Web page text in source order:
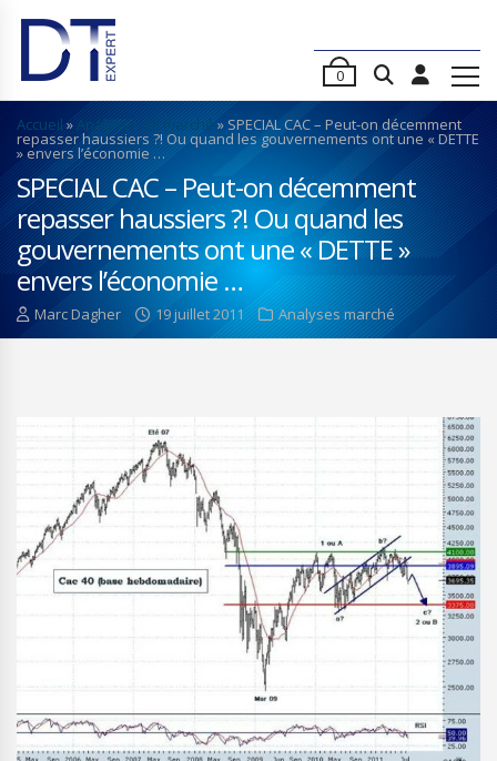
0
Accueil »Analyses de marché » SPECIAL CAC – Peut-on décemment
repasser haussiers ?! Ou quand les gouvernements ont une « DETTE
» envers l’économie …
SPECIAL CAC – Peut-on décemment
repasser haussiers ?! Ou quand les
gouvernements ont une « DETTE »
envers l’économie …
Marc Dagher 19 juillet 2011 Analyses marché